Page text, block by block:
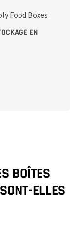
EN
BOÎTES
ELLES